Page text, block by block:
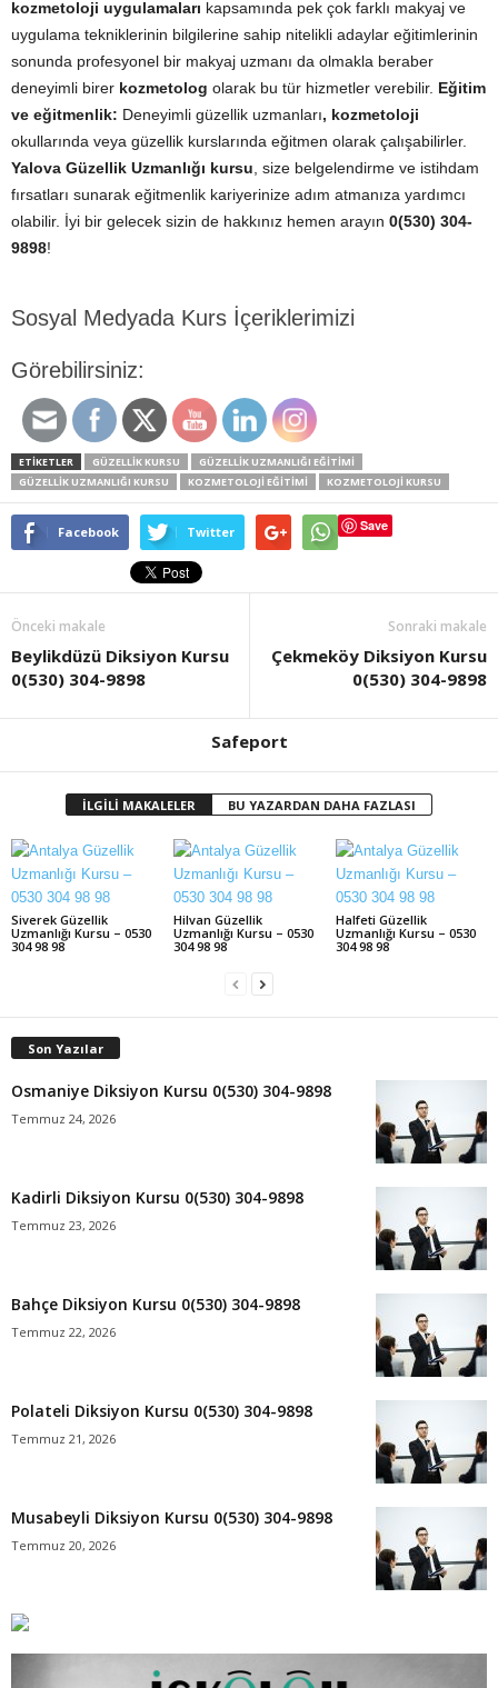
kozmetoloji uygulamaları kapsamında pek çok farklı makyaj ve
uygulama tekniklerinin bilgilerine sahip nitelikli adaylar eğitimlerinin
sonunda profesyonel bir makyaj uzmanı da olmakla beraber
deneyimli birer kozmetolog olarak bu tür hizmetler verebilir. Eğitim
ve eğitmenlik: Deneyimli güzellik uzmanları, kozmetoloji
okullarında veya güzellik kurslarında eğitmen olarak çalışabilirler.
Yalova Güzellik Uzmanlığı kursu, size belgelendirme ve istihdam
fırsatları sunarak eğitmenlik kariyerinize adım atmanıza yardımcı
olabilir. İyi bir gelecek sizin de hakkınız hemen arayın 0(530) 304-
9898!
Sosyal Medyada Kurs İçeriklerimizi
Görebilirsiniz:
ETİKETLER GÜZELLIK KURSU
GÜZELLIK UZMANLIĞI EĞITIMI
GÜZELLIK UZMANLIĞI KURSU
KOZMETOLOJI EĞITIMI KOZMETOLOJI KURSU
Facebook Twitter Save
Önceki makale
Beylikdüzü Diksiyon Kursu
0(530) 304-9898
Sonraki makale
Çekmeköy Diksiyon Kursu
0(530) 304-9898
Safeport
İLGİLİ MAKALELER BU YAZARDAN DAHA FAZLASI
Siverek Güzellik
Uzmanlığı Kursu – 0530
304 98 98
Hilvan Güzellik
Uzmanlığı Kursu – 0530
304 98 98
Halfeti Güzellik
Uzmanlığı Kursu – 0530
304 98 98
Son Yazılar
Osmaniye Diksiyon Kursu 0(530) 304-9898
Temmuz 24, 2026
Kadirli Diksiyon Kursu 0(530) 304-9898
Temmuz 23, 2026
Bahçe Diksiyon Kursu 0(530) 304-9898
Temmuz 22, 2026
Polateli Diksiyon Kursu 0(530) 304-9898
Temmuz 21, 2026
Musabeyli Diksiyon Kursu 0(530) 304-9898
Temmuz 20, 2026